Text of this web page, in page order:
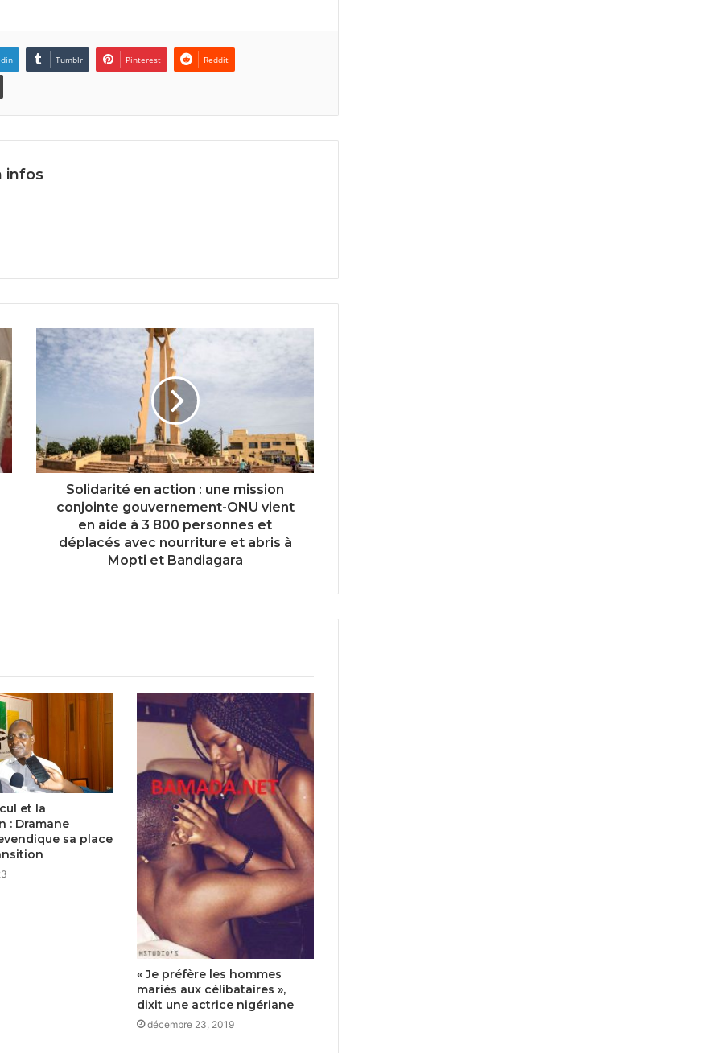
Tumblr Pinterest Reddit
infos
Solidarité en action : une mission
conjointe gouvernement-ONU vient
en aide à 3 800 personnes et
déplacés avec nourriture et abris à
Mopti et Bandiagara
et la
: Dramane
sa place
« Je préfère les hommes
mariés aux célibataires »,
dixit une actrice nigériane
décembre 23, 2019